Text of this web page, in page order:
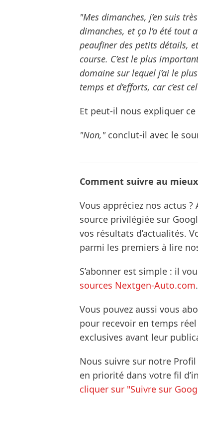
"Mes dimanches, j’en suis
dimanches, et ça l’a été tout
peaufiner des petits détails,
course. C’est le plus
domaine sur lequel j’ai le
temps et d’efforts, car c’est
Et peut-il nous expliquer ce
"Non,"conclut-il avec le
Comment suivre au
Vous appréciez nos actus
source privilégiée sur
vos résultats d’actualités.
parmi les premiers à lire
S’abonner est simple : il
sources Nextgen-Auto.com.
Vous pouvez aussi vous
pour recevoir en temps
exclusives avant leur
Nous suivre sur notre
en priorité dans votre fil
cliquer sur "Suivre sur